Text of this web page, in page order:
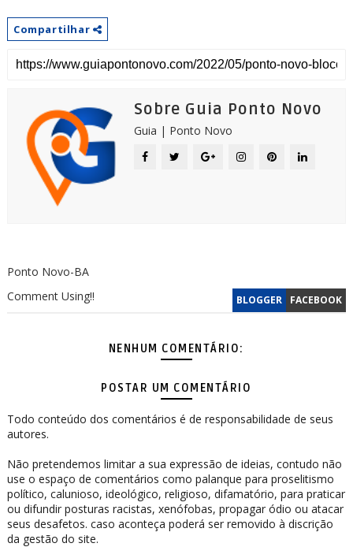
Compartilhar
Sobre Guia Ponto Novo
Guia | Ponto Novo
Ponto Novo-BA
BLOGGER FACEBOOK
Comment Using!!
NENHUM COMENTÁRIO:
POSTAR UM COMENTÁRIO
Todo conteúdo dos comentários é de responsabilidade de seus
autores.
Não pretendemos limitar a sua expressão de ideias, contudo não
use o espaço de comentários como palanque para proselitismo
político, calunioso, ideológico, religioso, difamatório, para praticar
ou difundir posturas racistas, xenófobas, propagar ódio ou atacar
seus desafetos. caso aconteça poderá ser removido à discrição
da gestão do site.